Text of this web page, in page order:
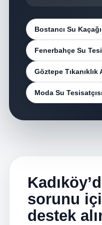
Bostancı Su
Fenerbahçe Su
Göztepe Tıkanıklık
Moda Su Tesisatçısı
sorunu
destek